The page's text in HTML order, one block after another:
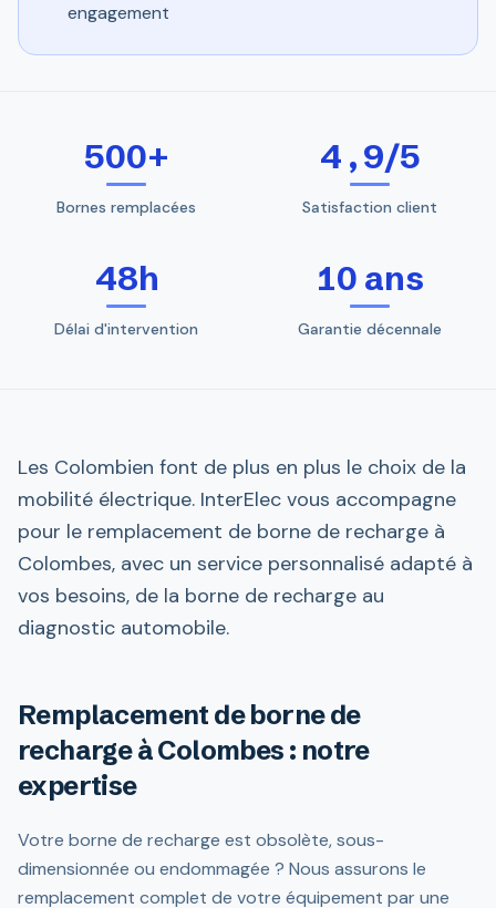
engagement
500+
Bornes remplacées
4,9/5
Satisfaction client
48h
Délai d'intervention
10 ans
Garantie décennale
Les Colombien font de plus en plus le choix de la
mobilité électrique. InterElec vous accompagne
pour le remplacement de borne de recharge à
Colombes, avec un service personnalisé adapté à
vos besoins, de la borne de recharge au
diagnostic automobile.
Remplacement de borne de
recharge à Colombes : notre
expertise
Votre borne de recharge est obsolète, sous-
dimensionnée ou endommagée ? Nous assurons le
remplacement complet de votre équipement par une